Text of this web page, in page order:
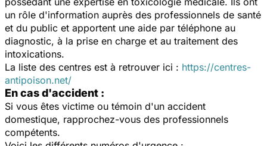
un rôle d'information auprès des professionnels de santé
et du public et apportent une aide par téléphone au
diagnostic, à la prise en charge et au traitement des
intoxications.
La liste des centres est à retrouver ici : https://centres-
antipoison.net/
En cas d'accident :
Si vous êtes victime ou témoin d'un accident
domestique, rapprochez-vous des professionnels
compétents.